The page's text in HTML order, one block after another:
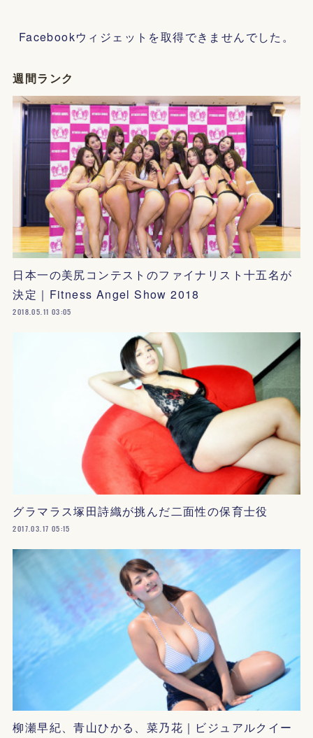
Facebookウィジェットを取得できませんでした。
週間ランク
日本一の美尻コンテストのファイナリスト十五名が
決定｜Fitness Angel Show 2018
2018.05.11 03:05
グラマラス塚田詩織が挑んだ二面性の保育士役
2017.03.17 05:15
柳瀬早紀、青山ひかる、菜乃花｜ビジュアルクイー